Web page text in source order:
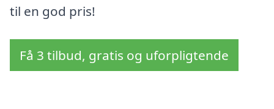
til en god pris!
Få 3 tilbud, gratis og uforpligtende